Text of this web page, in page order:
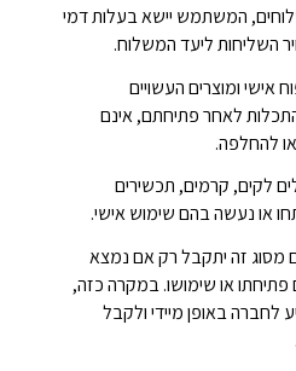
המשתמש יישא בעלות דמי
השליחות ליעד המשלוח.
אישי ומוצרים העשויים
לאחר פתיחתם, אינם
להחלפה.
לקים, קרמים, תכשירים
או נעשה בהם שימוש אישי.
מסוג זה יתקבל רק אם נמצא
או שימושו. במקרה כזה,
לחברה באופן מיידי ולקבל